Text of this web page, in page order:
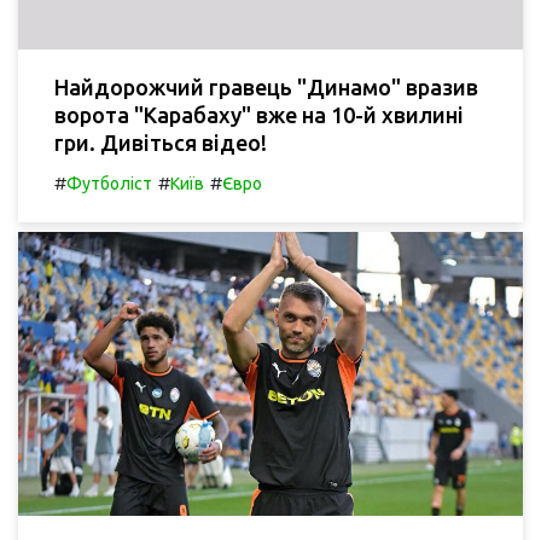
Найдорожчий гравець "Динамо" вразив
ворота "Карабаху" вже на 10-й хвилині
гри. Дивіться відео!
#Футболіст #Київ #Євро